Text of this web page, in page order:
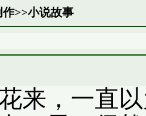
作>>小说故事
来，一直